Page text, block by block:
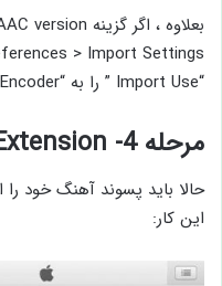
“Import Use ” را به “AAC Encoder” تغییر دهید.
مرحله 4- Extension را تغییر دهید
این کار: